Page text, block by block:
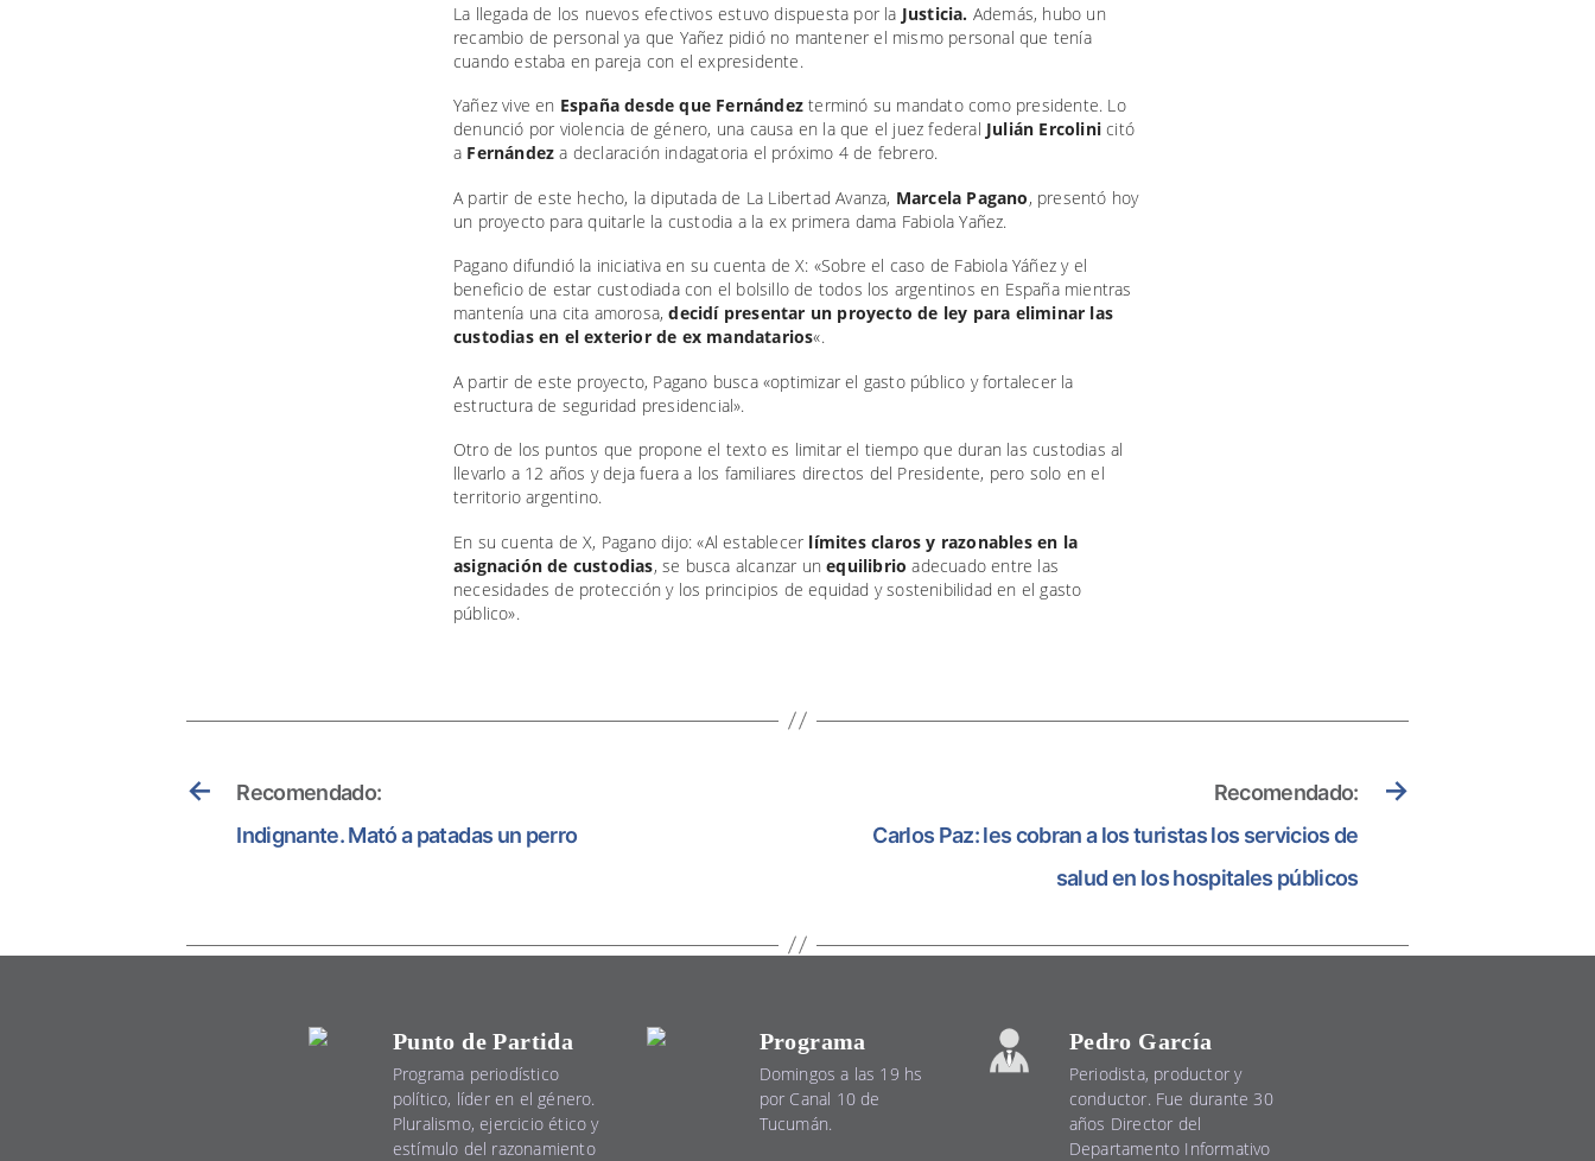
La llegada de los nuevos efectivos estuvo dispuesta por la Justicia. Además, hubo un
recambio de personal ya que Yañez pidió no mantener el mismo personal que tenía
cuando estaba en pareja con el expresidente.
Yañez vive en España desde que Fernández terminó su mandato como presidente. Lo
denunció por violencia de género, una causa en la que el juez federal Julián Ercolini citó
a Fernández a declaración indagatoria el próximo 4 de febrero.
A partir de este hecho, la diputada de La Libertad Avanza, Marcela Pagano, presentó hoy
un proyecto para quitarle la custodia a la ex primera dama Fabiola Yañez.
Pagano difundió la iniciativa en su cuenta de X: «Sobre el caso de Fabiola Yáñez y el
beneficio de estar custodiada con el bolsillo de todos los argentinos en España mientras
mantenía una cita amorosa,decidí presentar un proyecto de ley para eliminar las
custodias en el exterior de ex mandatarios«.
A partir de este proyecto, Pagano busca «optimizar el gasto público y fortalecer la
estructura de seguridad presidencial».
Otro de los puntos que propone el texto es limitar el tiempo que duran las custodias al
llevarlo a 12 años y deja fuera a los familiares directos del Presidente, pero solo en el
territorio argentino.
En su cuenta de X, Pagano dijo: «Al establecer límites claros y razonables en la
asignación de custodias, se busca alcanzar unequilibrio adecuado entre las
necesidades de protección y los principios de equidad y sostenibilidad en el gasto
público».
←
Recomendado:
Indignante. Mató a patadas un perro
→
Recomendado:
Carlos Paz: les cobran a los turistas los servicios de
salud en los hospitales públicos
Punto de Partida
Programa periodístico
político, líder en el género.
Pluralismo, ejercicio ético y
estímulo del razonamiento
Programa
Domingos a las 19 hs
por Canal 10 de
Tucumán.
Pedro García
Periodista, productor y
conductor. Fue durante 30
años Director del
Departamento Informativo